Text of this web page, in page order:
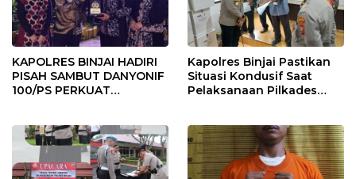
KAPOLRES BINJAI HADIRI
PISAH SAMBUT DANYONIF
100/PS PERKUAT
Kapolres Binjai Pastikan
Situasi Kondusif Saat
Pelaksanaan Pilkades